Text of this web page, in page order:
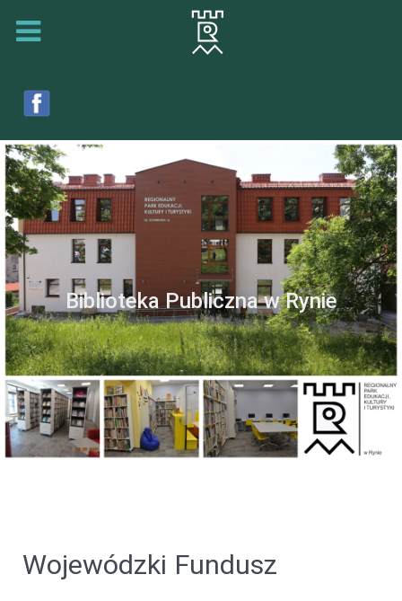
Biblioteka Publiczna w Rynie
Wojewódzki Fundusz